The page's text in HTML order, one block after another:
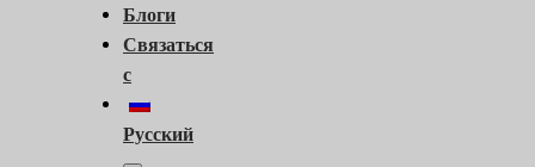
Блоги
Связаться
с
Русский